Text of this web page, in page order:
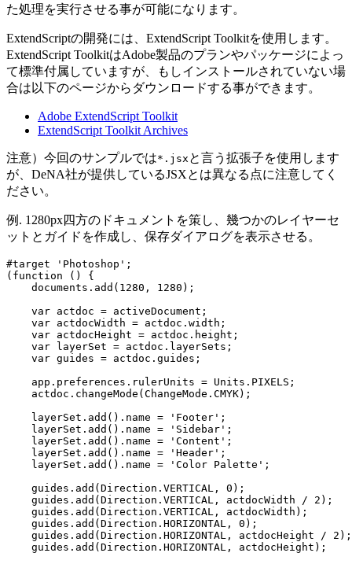
た処理を実行させる事が可能になります。
ExtendScriptの開発には、ExtendScript Toolkitを使用します。
ExtendScript ToolkitはAdobe製品のプランやパッケージによっ
て標準付属していますが、もしインストールされていない場
合は以下のページからダウンロードする事ができます。
Adobe ExtendScript Toolkit
ExtendScript Toolkit Archives
注意）今回のサンプルでは*.jsx と言う拡張子を使用します
が、DeNA社が提供しているJSXとは異なる点に注意してく
ださい。
例. 1280px四方のドキュメントを策し、幾つかのレイヤーセ
ットとガイドを作成し、保存ダイアログを表示させる。
#target 'Photoshop';
(function () {
    documents.add(1280, 1280);
    var actdoc = activeDocument;
    var actdocWidth = actdoc.width;
    var actdocHeight = actdoc.height;
    var layerSet = actdoc.layerSets;
    var guides = actdoc.guides;
    app.preferences.rulerUnits = Units.PIXELS;
    actdoc.changeMode(ChangeMode.CMYK);
    layerSet.add().name = 'Footer';
    layerSet.add().name = 'Sidebar';
    layerSet.add().name = 'Content';
    layerSet.add().name = 'Header';
    layerSet.add().name = 'Color Palette';
    guides.add(Direction.VERTICAL, 0);
    guides.add(Direction.VERTICAL, actdocWidth / 2);
    guides.add(Direction.VERTICAL, actdocWidth);
    guides.add(Direction.HORIZONTAL, 0);
    guides.add(Direction.HORIZONTAL, actdocHeight / 2);
    guides.add(Direction.HORIZONTAL, actdocHeight);